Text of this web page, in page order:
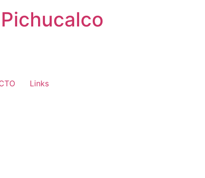
Links